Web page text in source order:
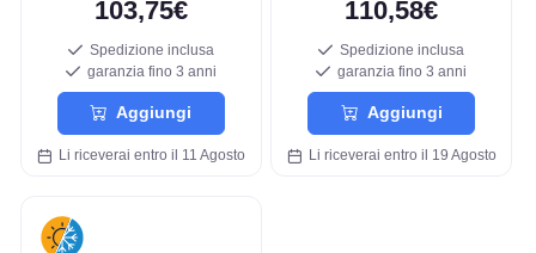
103,75€
Spedizione inclusa
garanzia fino 3 anni
Aggiungi
Li riceverai entro il 11 Agosto
110,58€
Spedizione inclusa
garanzia fino 3 anni
Aggiungi
Li riceverai entro il 19 Agosto